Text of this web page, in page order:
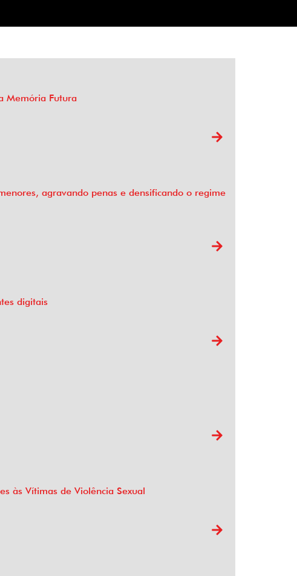
Memória Futura
agravando penas e densificando o regime
digitais
às Vítimas de Violência Sexual